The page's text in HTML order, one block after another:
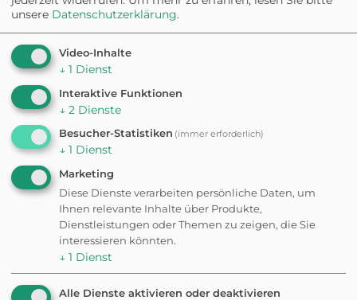
Hunde, die gerne schnüffeln und
Ob Stadtspaziergang im Grünen,
Gassirunde am Fluss oder Waldabenteuer –
in Karlsruhe findest Du viele Möglichkeiten
für aktive und entspannte Ausflüge mit
Deiner Fellnase.
Unterkunft finden
in Mannheim
unsere Datenschutzerklärung.
Video-Inhalte
↓ 1 Dienst
Interaktive Funktionen
↓ 2 Dienste
Besucher-Statistiken (immer erforderlich)
↓ 1 Dienst
Marketing
Diese Dienste verarbeiten persönliche Daten, um
Ihnen relevante Inhalte über Produkte,
Dienstleistungen oder Themen zu zeigen, die Sie
interessieren könnten.
↓ 1 Dienst
Alle Dienste aktivieren oder deaktivieren